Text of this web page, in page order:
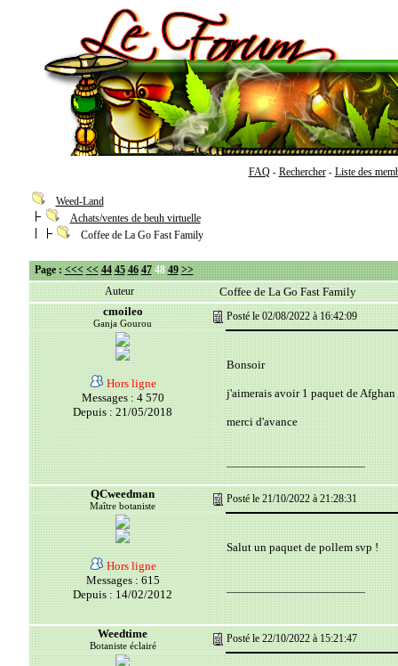
FAQ- Rechercher- Liste des
Weed-Land
Achats/ventes de beuh virtuelle
Coffee de La Go Fast Family
Page :<<< << 44 45 46 47 48 49 >>
Auteur
Coffee de La Go Fast Family
cmoileo
Ganja Gourou
Posté le 02/08/2022 à 16:42:09
Hors ligne
Messages : 4 570
Depuis : 21/05/2018
Bonsoir
j'aimerais avoir 1 paquet de Afghan
merci d'avance
__________________________
QCweedman
Maître botaniste
Posté le 21/10/2022 à 21:28:31
Hors ligne
Messages : 615
Depuis : 14/02/2012
Salut un paquet de pollem svp !
__________________________
Weedtime
Botaniste éclairé
Posté le 22/10/2022 à 15:21:47